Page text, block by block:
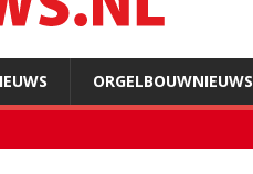
ORGELBOUWNIEUWS